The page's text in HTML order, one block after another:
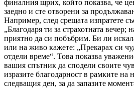
финалния щрих, който показва, че
заедно и сте отворени за
Например, след срещата изпратете
„Благодаря ти за страхотната вечер;
приятно да си побъбрим. Би ли
или на живо кажете: „Прекарах си
отдели време“. Това показва
вашия спътник да сподели своите
изразите благодарност в рамките на
следващия ден, за да запазите